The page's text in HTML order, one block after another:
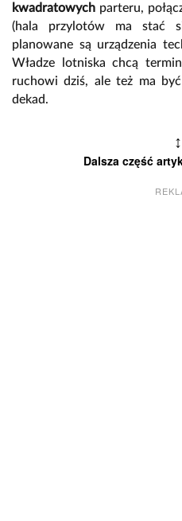
kwadratowych parteru,
(hala przylotów ma stać
planowane są urządzenia
Władze lotniska chcą
ruchowi dziś, ale też ma
dekad.
↕
Dalsza część